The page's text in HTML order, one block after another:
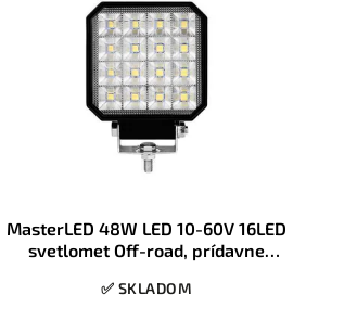
MasterLED 48W LED 10-60V 16LED
svetlomet Off-road, prídavne
✅ SKLADOM